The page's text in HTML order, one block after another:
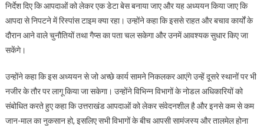
निर्देश दिए कि आपदाओं को लेकर एक डेटा बेस बनाया जाए और यह अध्ययन किया जाए कि
आपदा से निपटने में रिस्पांस टाइम क्या रहा। उन्होंने कहा कि इससे राहत और बचाव कार्यों के
दौरान आने वाले चुनौतियों तथा गैप्स का पता चल सकेगा और उनमें आवश्यक सुधार किए जा
सकेंगे।
उन्होंने कहा कि इस अध्ययन से जो अच्छे कार्य सामने निकलकर आएंगे उन्हें दूसरे स्थानों पर भी
नजीर के तौर पर लागू किया जा सकेगा। उन्होंने विभिन्न विभागों के नोडल अधिकारियों को
संबोधित करते हुए कहा कि उत्तराखंड आपदाओं को लेकर संवेदनशील है और इनसे कम से कम
जान-माल का नुकसान हो, इसलिए सभी विभागों के बीच आपसी सामंजस्य और तालमेल होना